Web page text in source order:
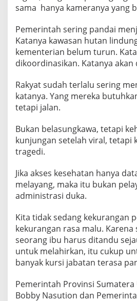
sama hanya kameranya yang
Pemerintah sering pandai
Katanya kawasan hutan
kementerian belum turun.
dikoordinasikan. Katanya akan
Rakyat sudah terlalu sering
katanya. Yang mereka
tetapi jalan.
Bukan belasungkawa, tetapi
kunjungan setelah viral, tetapi
tragedi.
Jika akses kesehatan hanya
melayang, maka itu bukan
administrasi duka.
Kita tidak sedang kekurangan
kekurangan rasa malu. Karena
seorang ibu harus ditandu
untuk melahirkan, itu cukup
banyak kursi jabatan terasa
Pemerintah Provinsi
Bobby Nasution dan